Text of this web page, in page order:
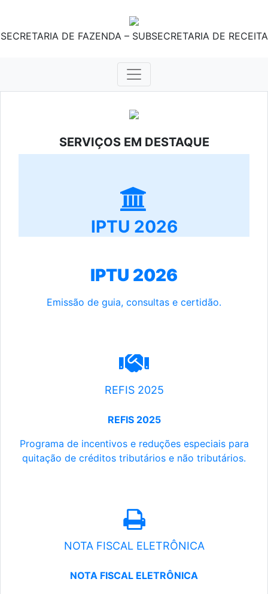
SECRETARIA DE FAZENDA – SUBSECRETARIA DE RECEITA
SERVIÇOS EM DESTAQUE
IPTU 2026
IPTU 2026
Emissão de guia, consultas e certidão.
REFIS 2025
REFIS 2025
Programa de incentivos e reduções especiais para
quitação de créditos tributários e não tributários.
NOTA FISCAL ELETRÔNICA
NOTA FISCAL ELETRÔNICA